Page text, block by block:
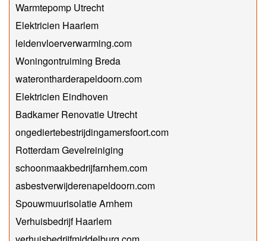
Warmtepomp Utrecht
Elektricien Haarlem
leidenvloerverwarming.com
Woningontruiming Breda
waterontharderapeldoorn.com
Elektricien Eindhoven
Badkamer Renovatie Utrecht
ongediertebestrijdingamersfoort.com
Rotterdam Gevelreiniging
schoonmaakbedrijfarnhem.com
asbestverwijderenapeldoorn.com
Spouwmuurisolatie Arnhem
Verhuisbedrijf Haarlem